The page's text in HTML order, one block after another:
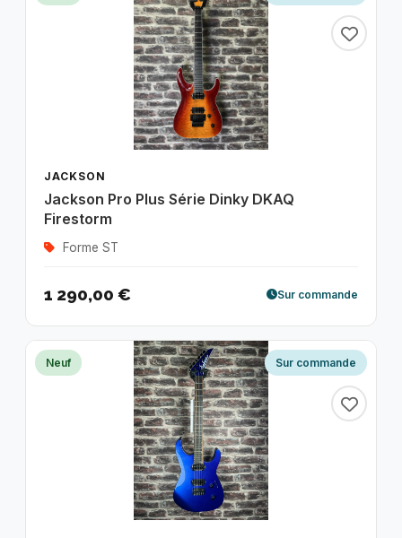
JACKSON
Jackson Pro Plus Série Dinky DKAQ
Firestorm
Forme ST
1 290,00 € Sur commande
Neuf Sur commande